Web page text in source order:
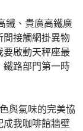
鐵、貴廣高鐵廣
間接觸網掛異物
啟動天秤座最
鐵路部門第一時
與氣味的完美協
成我咖啡館牆壁